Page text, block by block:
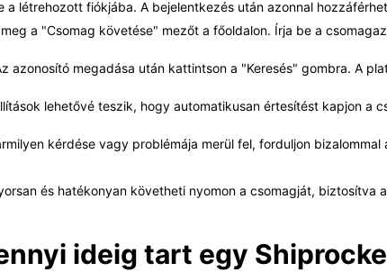
a létrehozott fiókjába. A bejelentkezés után azonnal
meg a "Csomag követése" mezőt a főoldalon. Írja be a
azonosító megadása után kattintson a "Keresés" gombra. A
lehetővé teszik, hogy automatikusan értesítést kapjon a
kérdése vagy problémája merül fel, forduljon
és hatékonyan követheti nyomon a csomagját, biztosítva
ideig tart egy